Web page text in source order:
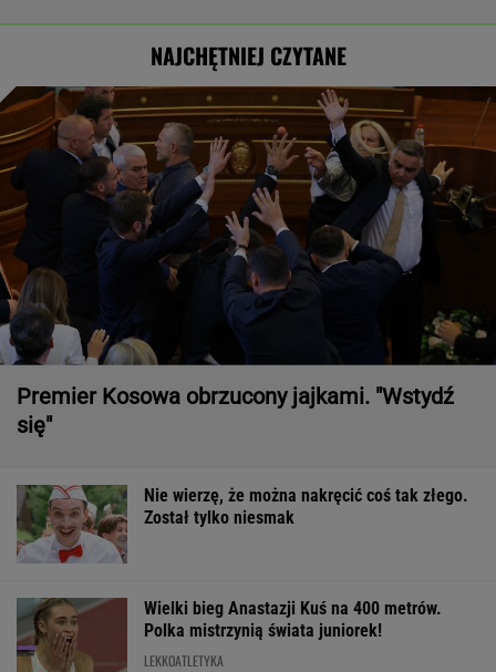
NAJCHĘTNIEJ CZYTANE
Premier Kosowa obrzucony jajkami. "Wstydź
się"
Nie wierzę, że można nakręcić coś tak złego.
Został tylko niesmak
Wielki bieg Anastazji Kuś na 400 metrów.
Polka mistrzynią świata juniorek!
LEKKOATLETYKA